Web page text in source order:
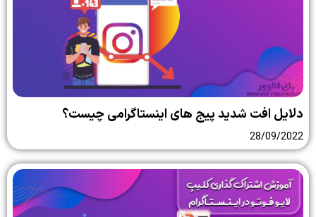
دلایل افت شدید پیج های اینستاگرامی چیست؟
28/09/2022